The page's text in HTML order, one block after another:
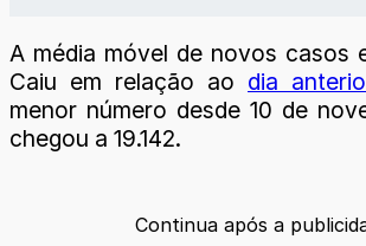
A média móvel de novos casos
Caiu em relação ao dia
menor número desde 10 de
chegou a 19.142.
Continua após a